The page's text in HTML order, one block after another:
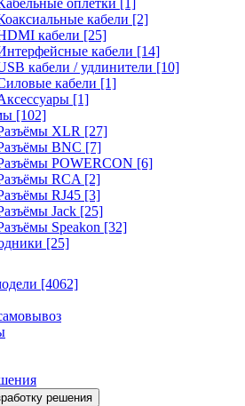
оплетки [1]
кабели [2]
кабели [25]
кабели [14]
кабели / удлинители [10]
кабели [1]
[1]
[102]
XLR [27]
BNC [7]
POWERCON [6]
RCA [2]
RJ45 [3]
Jack [25]
Speakon [32]
[25]
[4062]
решения